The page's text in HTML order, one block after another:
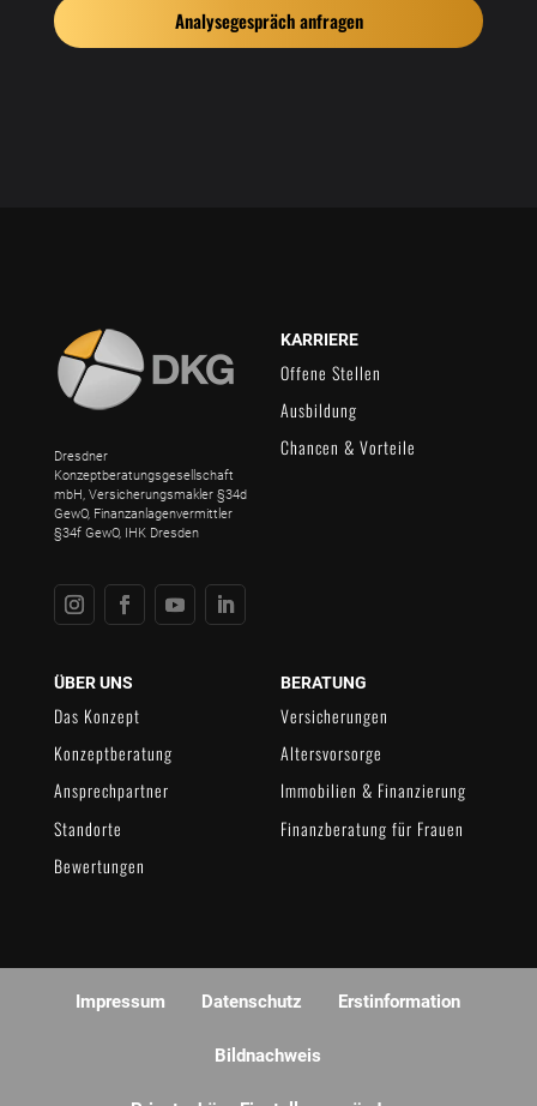
Analysegespräch anfragen
Dresdner
Konzeptberatungsgesellschaft
mbH, Versicherungsmakler §34d
GewO, Finanzanlagenvermittler
§34f GewO, IHK Dresden
KARRIERE
Offene Stellen
Ausbildung
Chancen & Vorteile
ÜBER UNS
Das Konzept
Konzeptberatung
Ansprechpartner
Standorte
Bewertungen
BERATUNG
Versicherungen
Altersvorsorge
Immobilien & Finanzierung
Finanzberatung für Frauen
Impressum Datenschutz Erstinformation
Bildnachweis